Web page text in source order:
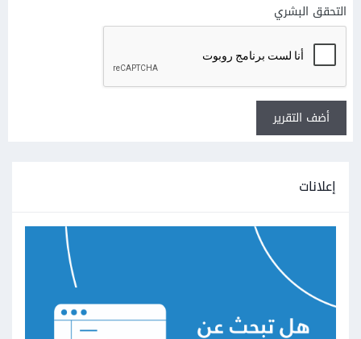
التحقق البشري
أضف التقرير
إعلانات